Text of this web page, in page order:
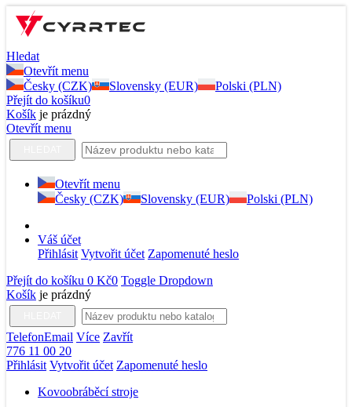
Hledat
Otevřít menu
Česky (CZK)
Slovensky (EUR)
Polski (PLN)
Přejít do košíku0
Košík je prázdný
Otevřít menu
Otevřít menu
Česky (CZK)
Slovensky (EUR) Polski (PLN)
Váš účet
Přihlásit Vytvořit účet Zapomenuté heslo
Přejít do košíku 0 Kč0 Toggle Dropdown
Košík je prázdný
TelefonEmail Více Zavřít
776 11 00 20
Přihlásit Vytvořit účet Zapomenuté heslo
Kovoobráběcí stroje